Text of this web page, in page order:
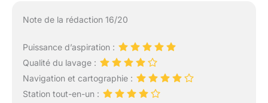
Note de la rédaction 16/20
Puissance d’aspiration :
Qualité du lavage :
Navigation et cartographie :
Station tout-en-un :